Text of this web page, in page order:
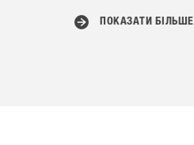
ПОКАЗАТИ БІЛЬШЕ